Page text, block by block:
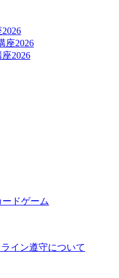
座2026
2026
ドゲーム
イン遵守について